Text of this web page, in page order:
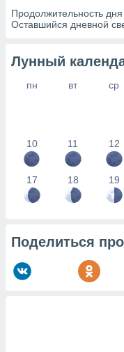
Продолжительность дня
Оставшийся дневной
Лунный
пн вт ср
10 11 12
17 18 19
Поделиться